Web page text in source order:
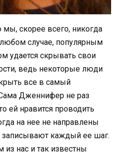
скорее всего, никогда
случае, популярным
удается скрывать свои
ведь некоторые люди
все в самый
Дженнифер не раз
ей нравится проводить
на нее не направлены
записывают каждый ее шаг.
из нас и так известны